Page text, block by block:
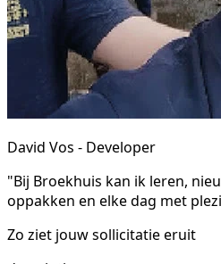
David Vos - Developer
"Bij Broekhuis kan ik leren,
oppakken en elke dag met
Zo ziet jouw sollicitatie eruit